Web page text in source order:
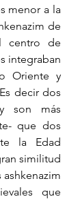
menor a la
de
centro de
integraban
Oriente y
decir dos
son más
que dos
la Edad
similitud
que